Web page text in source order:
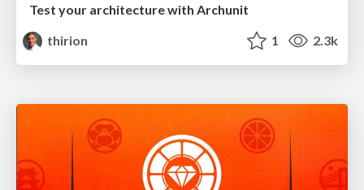
Test your architecture with Archunit
thirion
1 2.3k